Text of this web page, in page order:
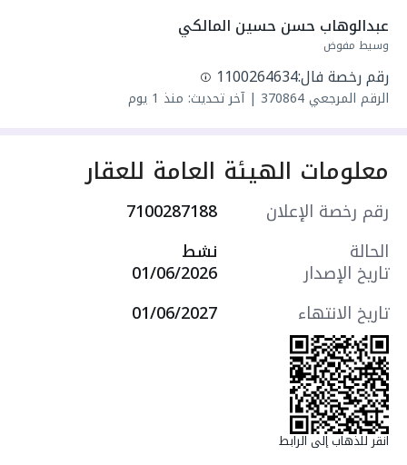
ديكور حديث وعصري - موقع استراتيجي قرب الخدمات
والمرافق - مساحة مريحة وكبيرة - نظافة وصيانة
والجامعات 🏫 - قريبة من الأسواق والمولات 🛍️ -
قريبة من المستشفيات والمراكز الصحية 🏥 💰
عبدالوهاب حسن حسين المالكي
وسيط مفوض
رقم رخصة فال:1100264634
الرقم المرجعي370864
|آخر تحديث: منذ 1 يوم
معلومات الهيئة العامة للعقار
رقم رخصة الإعلان
7100287188
الحالة
نشط
تاريخ الإصدار
01/06/2026
تاريخ الانتهاء
01/06/2027
انقر للذهاب إلى الرابط